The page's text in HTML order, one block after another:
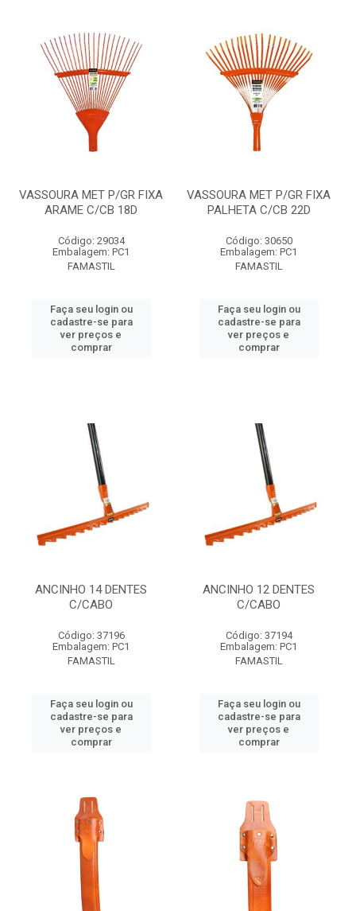
VASSOURA MET P/GR FIXA
ARAME C/CB 18D
Código: 29034
Embalagem: PC1
FAMASTIL
Faça seu login ou
cadastre-se para
ver preços e
comprar
VASSOURA MET P/GR FIXA
PALHETA C/CB 22D
Código: 30650
Embalagem: PC1
FAMASTIL
Faça seu login ou
cadastre-se para
ver preços e
comprar
ANCINHO 14 DENTES
C/CABO
Código: 37196
Embalagem: PC1
FAMASTIL
Faça seu login ou
cadastre-se para
ver preços e
comprar
ANCINHO 12 DENTES
C/CABO
Código: 37194
Embalagem: PC1
FAMASTIL
Faça seu login ou
cadastre-se para
ver preços e
comprar